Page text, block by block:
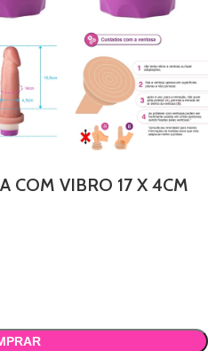
COM VIBRO 17 X 4CM